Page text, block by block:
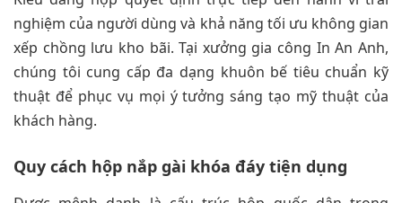
nghiệm của người dùng và khả năng tối ưu không gian
xếp chồng lưu kho bãi. Tại xưởng gia công In An Anh,
chúng tôi cung cấp đa dạng khuôn bế tiêu chuẩn kỹ
thuật để phục vụ mọi ý tưởng sáng tạo mỹ thuật của
khách hàng.
Quy cách hộp nắp gài khóa đáy tiện dụng